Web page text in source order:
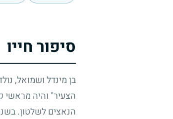
סיפור חייו
בן מינדל ושמואל,
הצעיר" והיה מראשי
הנאצים לשלטון.